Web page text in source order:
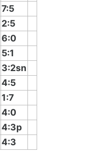
7:5
2:5
6:0
5:1
3:2sn
4:5
1:7
4:0
4:3p
4:3